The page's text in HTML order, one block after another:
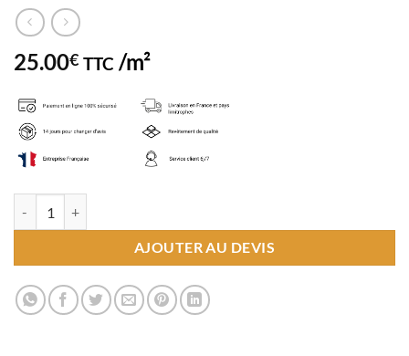
25.00€ TTC /m²
AJOUTER AU DEVIS